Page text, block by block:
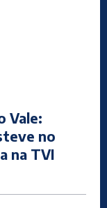
Vale:
no
na TVI